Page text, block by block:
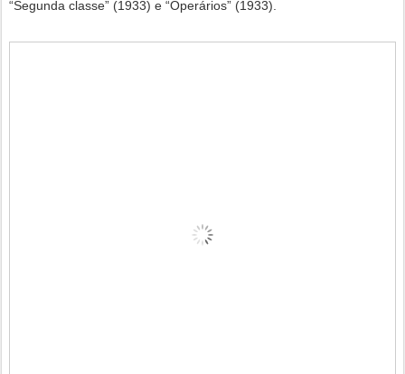
“Segunda classe” (1933) e “Operários” (1933).